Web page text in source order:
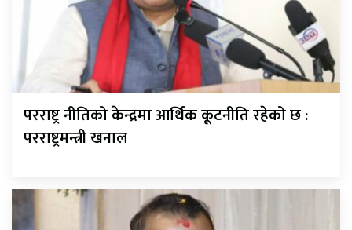
परराष्ट्र नीतिको केन्द्रमा आर्थिक कूटनीति रहेको छ :
परराष्ट्रमन्त्री खनाल